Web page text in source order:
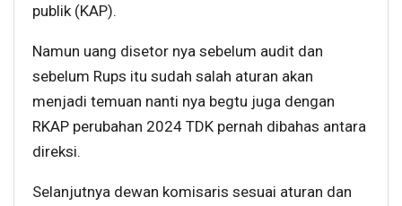
publik (KAP).
Namun uang disetor nya sebelum audit dan
sebelum Rups itu sudah salah aturan akan
menjadi temuan nanti nya begtu juga dengan
RKAP perubahan 2024 TDK pernah dibahas antara
direksi.
Selanjutnya dewan komisaris sesuai aturan dan